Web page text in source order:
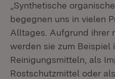
„Synthetische
begegnen uns in vielen
Alltages. Aufgrund ihrer
werden sie zum Beispiel
Reinigungsmitteln, als
Rostschutzmittel oder